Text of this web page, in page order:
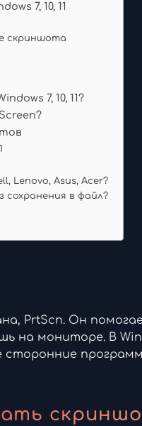
7, 10, 11
скриншота
7, 10, 11?
Lenovo, Asus, Acer?
сохранения в файл?
PrtScn. Он
мониторе. В
сторонние
скриншот